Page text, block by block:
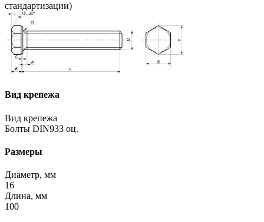
стандартизации)
Вид крепежа
Вид крепежа
Болты DIN933 оц.
Размеры
Диаметр, мм
16
Длина, мм
100